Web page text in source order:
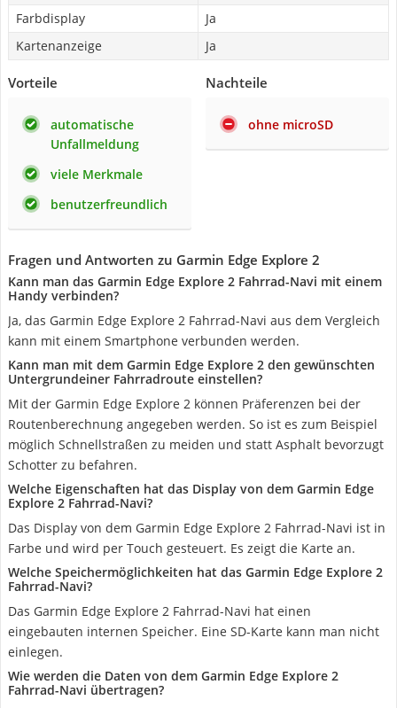
Farbdisplay
Ja
Kartenanzeige
Ja
Vorteile
automatische
Unfallmeldung
viele Merkmale
benutzerfreundlich
Nachteile
ohne microSD
Fragen und Antworten zu Garmin Edge Explore 2
Kann man das Garmin Edge Explore 2 Fahrrad-Navi mit einem
Handy verbinden?
Ja, das Garmin Edge Explore 2 Fahrrad-Navi aus dem Vergleich
kann mit einem Smartphone verbunden werden.
Kann man mit dem Garmin Edge Explore 2 den gewünschten
Untergrundeiner Fahrradroute einstellen?
Mit der Garmin Edge Explore 2 können Präferenzen bei der
Routenberechnung angegeben werden. So ist es zum Beispiel
möglich Schnellstraßen zu meiden und statt Asphalt bevorzugt
Schotter zu befahren.
Welche Eigenschaften hat das Display von dem Garmin Edge
Explore 2 Fahrrad-Navi?
Das Display von dem Garmin Edge Explore 2 Fahrrad-Navi ist in
Farbe und wird per Touch gesteuert. Es zeigt die Karte an.
Welche Speichermöglichkeiten hat das Garmin Edge Explore 2
Fahrrad-Navi?
Das Garmin Edge Explore 2 Fahrrad-Navi hat einen
eingebauten internen Speicher. Eine SD-Karte kann man nicht
einlegen.
Wie werden die Daten von dem Garmin Edge Explore 2
Fahrrad-Navi übertragen?